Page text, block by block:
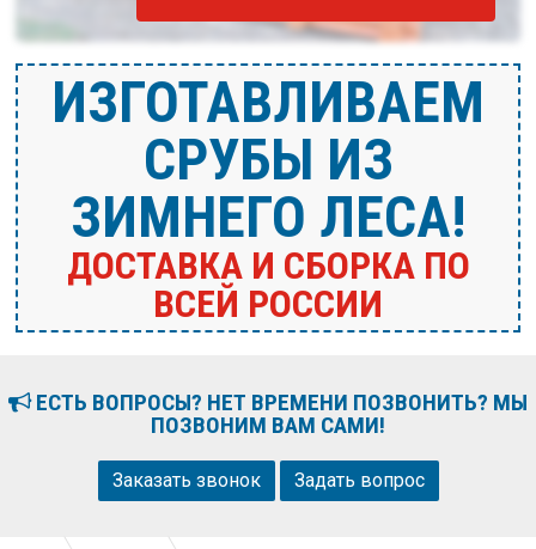
ИЗГОТАВЛИВАЕМ
CРУБЫ ИЗ
ЗИМНЕГО ЛЕСА!
ДОСТАВКА И СБОРКА ПО
ВСЕЙ РОССИИ
ЕСТЬ ВОПРОСЫ? НЕТ ВРЕМЕНИ ПОЗВОНИТЬ? МЫ
ПОЗВОНИМ ВАМ САМИ!
Заказать звонок Задать вопрос